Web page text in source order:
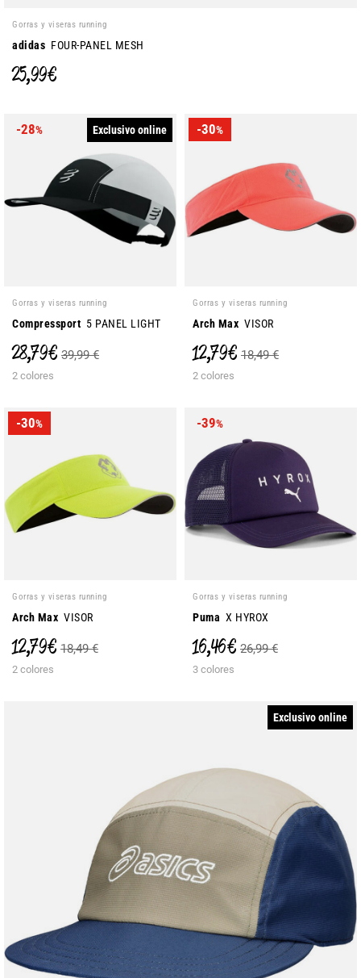
Gorras y viseras running
adidas FOUR-PANEL MESH
25,99 €
-28% Exclusivo online
Gorras y viseras running
Compressport 5 PANEL LIGHT
28,79 € 39,99 €
2 colores
-30%
Gorras y viseras running
Arch Max VISOR
12,79 € 18,49 €
2 colores
-30%
Gorras y viseras running
Arch Max VISOR
12,79 € 18,49 €
2 colores
-39%
Gorras y viseras running
Puma X HYROX
16,46 € 26,99 €
3 colores
Exclusivo online